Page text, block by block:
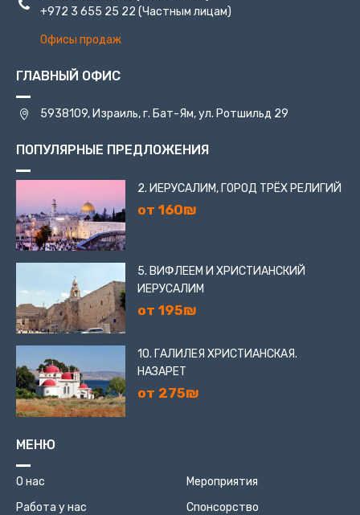
+972 3 655 25 22 (Частным лицам)
Офисы продаж
ГЛАВНЫЙ ОФИС
5938109, Израиль, г. Бат-Ям, ул. Ротшильд 29
ПОПУЛЯРНЫЕ ПРЕДЛОЖЕНИЯ
2. ИЕРУСАЛИМ, ГОРОД ТРЁХ РЕЛИГИЙ
от 160₪
5. ВИФЛЕЕМ И ХРИСТИАНСКИЙ
ИЕРУСАЛИМ
от 195₪
10. ГАЛИЛЕЯ ХРИСТИАНСКАЯ.
НАЗАРЕТ
от 275₪
МЕНЮ
О нас
Работа у нас
Мероприятия
Спонсорство